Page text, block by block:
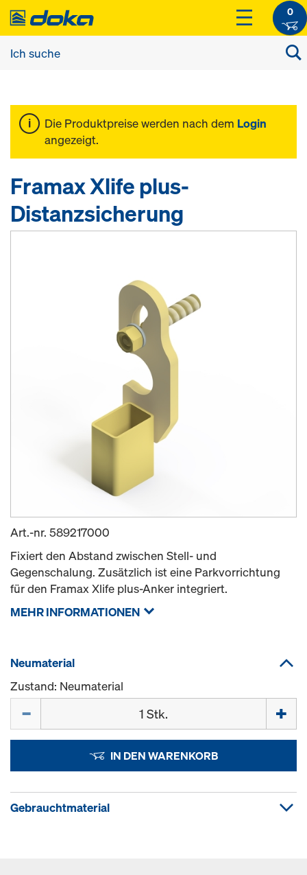
0
Die Produktpreise werden nach dem Login
angezeigt.
Framax Xlife plus-
Distanzsicherung
Art.-nr. 589217000
Fixiert den Abstand zwischen Stell- und
Gegenschalung. Zusätzlich ist eine Parkvorrichtung
für den Framax Xlife plus-Anker integriert.
MEHR INFORMATIONEN
Neumaterial
Zustand: Neumaterial
IN DEN WARENKORB
Gebrauchtmaterial